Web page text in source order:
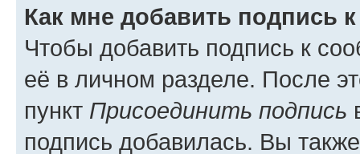
Как мне добавить подпись
Чтобы добавить подпись к
её в личном разделе. После
пункт Присоединить подпись
подпись добавилась. Вы